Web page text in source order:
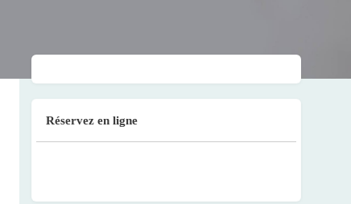
Réservez en ligne